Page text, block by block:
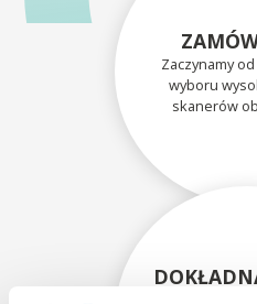
Zaczynamy
wyboru
skanerów